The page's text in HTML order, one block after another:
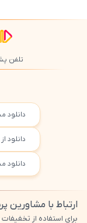
تلفن
دانلود
دانلود
دانلود
ارتباط با مشاورین
برای استفاده از